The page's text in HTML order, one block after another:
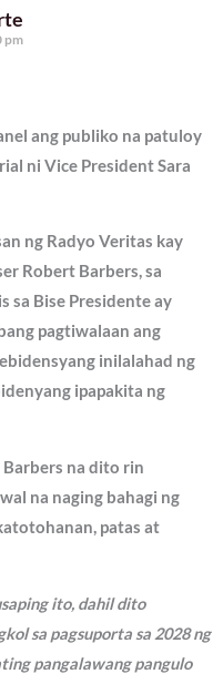
pm
ang publiko na patuloy
ni Vice President Sara
ng Radyo Veritas kay
Robert Barbers, sa
sa Bise Presidente ay
pagtiwalaan ang
inilalahad ng
ipapakita ng
na dito rin
na naging bahagi ng
patas at
ito, dahil dito
sa pagsuporta sa 2028 ng
pangalawang pangulo